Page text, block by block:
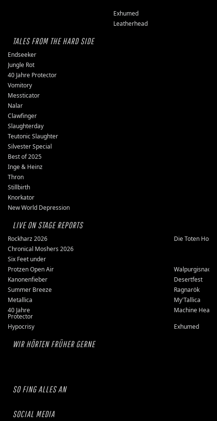
Exhumed
Leatherhead
TALES FROM THE HARD SIDE
Endseeker
Jungle Rot
40 Jahre Protector
Vomitory
Messticator
Nalar
Clawfinger
Slaughterday
Teutonic Slaughter
Silvester Special
Best of 2025
Inge & Heinz
Thron
Stillbirth
Knorkator
New World Depression
LIVE ON STAGE REPORTS
Rockharz 2026
Die Toten
Chronical Moshers 2026
Six Feet under
Protzen Open Air
Walpurgisnacht
Kanonenfieber
Desertfest
Summer Breeze
Ragnarök
Metallica
My'Tallica
40 Jahre
Protector
Machine Head
Hypocrisy
Exhumed
WIR HÖRTEN FRÜHER GERNE
SO FING ALLES AN
SOCIAL MEDIA